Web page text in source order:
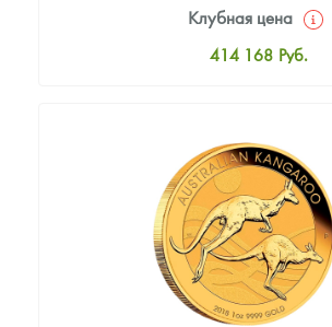
Клубная цена
414 168 Руб.
Цена выкупа
393 460 Руб.